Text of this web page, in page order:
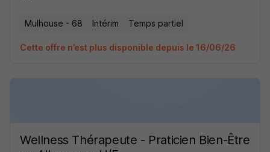
Mulhouse - 68 Intérim Temps partiel
Cette offre n’est plus disponible depuis le 16/06/26
Wellness Thérapeute - Praticien Bien-Être